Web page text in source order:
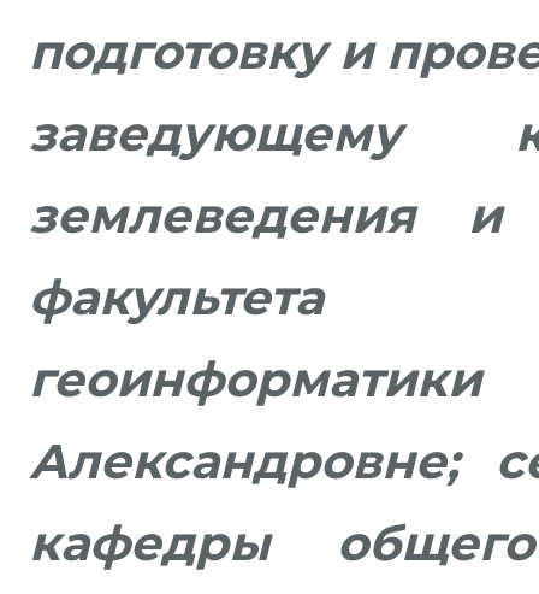
подготовку и
заведующему
землеведения и
Александровне;
кафедры